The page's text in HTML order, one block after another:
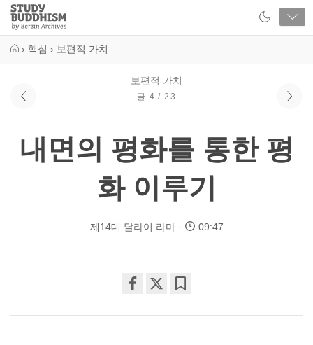
Close
Study
Buddhism
› 핵심 › 보편적 가치
보편적 가치
글 4 / 23
내면의 평화를 통한 평
화 이루기
제14대 달라이 라마 09:47
on